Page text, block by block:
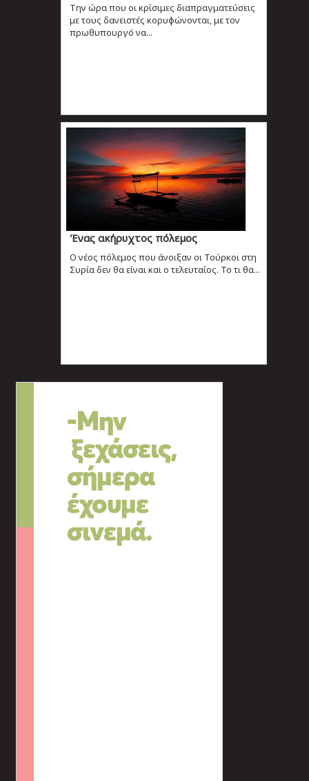
Την ώρα που οι κρίσιμες διαπραγματεύσεις
με τους δανειστές κορυφώνονται, με τον
πρωθυπουργό να...
Ένας ακήρυχτος πόλεμος
O νέος πόλεμος που άνοιξαν οι Τούρκοι στη
Συρία δεν θα είναι και ο τελευταίος. Το τι θα...